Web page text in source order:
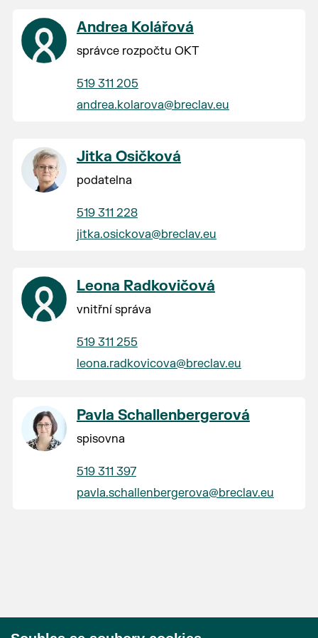
Andrea Kolářová
správce rozpočtu OKT
519 311 205
andrea.kolarova@breclav.eu
Jitka Osičková
podatelna
519 311 228
jitka.osickova@breclav.eu
Leona Radkovičová
vnitřní správa
519 311 255
leona.radkovicova@breclav.eu
Pavla Schallenbergerová
spisovna
519 311 397
pavla.schallenbergerova@breclav.eu